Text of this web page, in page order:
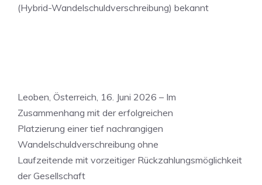
(Hybrid-Wandelschuldverschreibung) bekannt
Leoben, Österreich, 16. Juni 2026 – Im
Zusammenhang mit der erfolgreichen
Platzierung einer tief nachrangigen
Wandelschuldverschreibung ohne
Laufzeitende mit vorzeitiger Rückzahlungsmöglichkeit
der Gesellschaft